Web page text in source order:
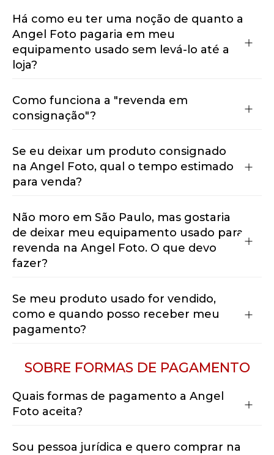
Há como eu ter uma noção de quanto a
Angel Foto pagaria em meu
equipamento usado sem levá-lo até a
loja?
Como funciona a "revenda em
consignação"?
Se eu deixar um produto consignado
na Angel Foto, qual o tempo estimado
para venda?
Não moro em São Paulo, mas gostaria
de deixar meu equipamento usado para
revenda na Angel Foto. O que devo
fazer?
Se meu produto usado for vendido,
como e quando posso receber meu
pagamento?
SOBRE FORMAS DE PAGAMENTO
Quais formas de pagamento a Angel
Foto aceita?
Sou pessoa jurídica e quero comprar na